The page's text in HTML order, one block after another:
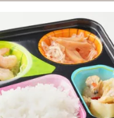
ベーコン和え
んかけ